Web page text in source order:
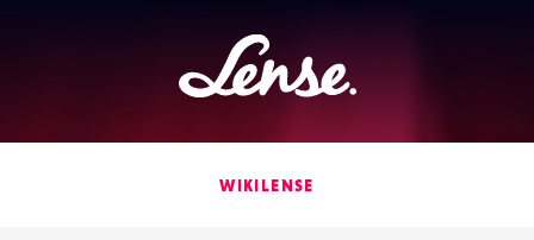
Lense
WIKILENSE